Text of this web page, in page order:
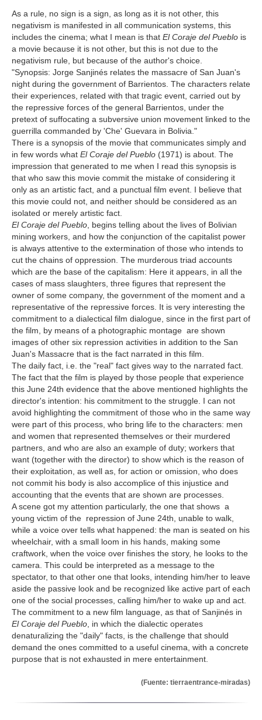
As a rule, no sign is a sign, as long as it is not other, this
negativism is manifested in all communication systems, this
includes the cinema; what I mean is that El Coraje del Pueblo is
a movie because it is not other, but this is not due to the
negativism rule, but because of the author's choice.
"Synopsis: Jorge Sanjinés relates the massacre of San Juan's
night during the government of Barrientos. The characters relate
their experiences, related with that tragic event, carried out by
the repressive forces of the general Barrientos, under the
pretext of suffocating a subversive union movement linked to the
guerrilla commanded by 'Che' Guevara in Bolivia."
There is a synopsis of the movie that communicates simply and
in few words what El Coraje del Pueblo (1971) is about. The
impression that generated to me when I read this synopsis is
that who saw this movie commit the mistake of considering it
only as an artistic fact, and a punctual film event. I believe that
this movie could not, and neither should be considered as an
isolated or merely artistic fact.
El Coraje del Pueblo , begins telling about the lives of Bolivian
mining workers, and how the conjunction of the capitalist power
is always attentive to the extermination of those who intends to
cut the chains of oppression. The murderous triad accounts
which are the base of the capitalism: Here it appears, in all the
cases of mass slaughters, three figures that represent the
owner of some company, the government of the moment and a
representative of the repressive forces. It is very interesting the
commitment to a dialectical film dialogue, since in the first part of
the film, by means of a photographic montage are shown
images of other six repression activities in addition to the San
Juan's Massacre that is the fact narrated in this film.
The daily fact, i.e. the "real" fact gives way to the narrated fact.
The fact that the film is played by those people that experience
this June 24th evidence that the above mentioned highlights the
director's intention: his commitment to the struggle. I can not
avoid highlighting the commitment of those who in the same way
were part of this process, who bring life to the characters: men
and women that represented themselves or their murdered
partners, and who are also an example of duty; workers that
want (together with the director) to show which is the reason of
their exploitation, as well as, for action or omission, who does
not commit his body is also accomplice of this injustice and
accounting that the events that are shown are processes.
A scene got my attention particularly, the one that shows a
young victim of the repression of June 24th, unable to walk,
while a voice over tells what happened: the man is seated on his
wheelchair, with a small loom in his hands, making some
craftwork, when the voice over finishes the story, he looks to the
camera. This could be interpreted as a message to the
spectator, to that other one that looks, intending him/her to leave
aside the passive look and be recognized like active part of each
one of the social processes, calling him/her to wake up and act.
The commitment to a new film language, as that of Sanjinés in
El Coraje del Pueblo , in which the dialectic operates
denaturalizing the "daily" facts, is the challenge that should
demand the ones committed to a useful cinema, with a concrete
purpose that is not exhausted in mere entertainment.
(Fuente: tierraentrance-miradas)